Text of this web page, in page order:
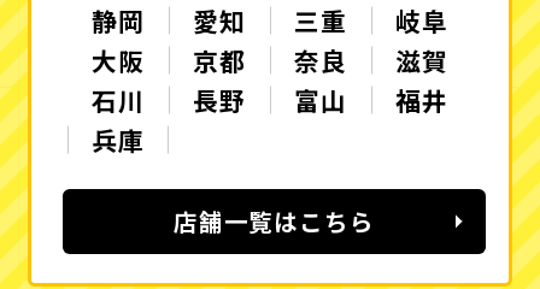
静岡 愛知 三重
岐阜
大阪
京都 奈良
滋賀
石川
長野 富山
福井
兵庫
店舗一覧はこちら